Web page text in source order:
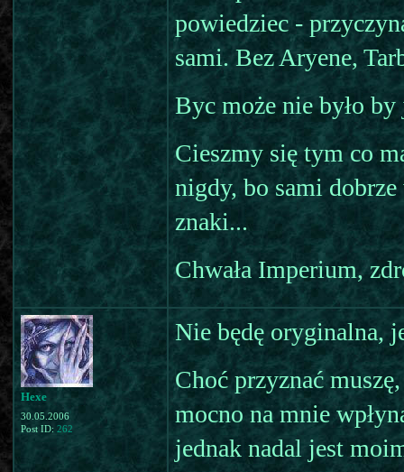
powiedziec -
sami. Bez Aryene,
Byc może nie było
Cieszmy się tym co
nigdy, bo sami
znaki...
Chwała Imperium,
Hexe
30.05.2006
Post ID: 262
Nie będę oryginalna,
Choć przyznać
mocno na mnie
jednak nadal jest